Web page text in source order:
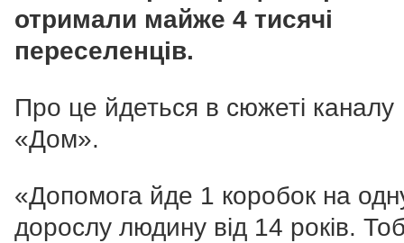
отримали майже 4 тисячі
переселенців.
Про це йдеться в сюжеті каналу
«Дом».
«Допомога йде 1 коробок на
дорослу людину від 14 років.